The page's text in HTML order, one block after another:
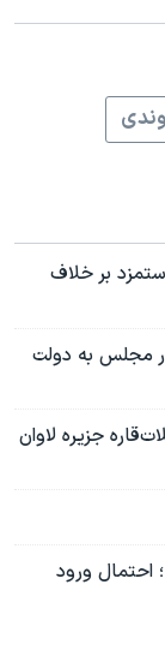
بر خلاف
مجلس به دولت
جزیره لاوان
احتمال ورود